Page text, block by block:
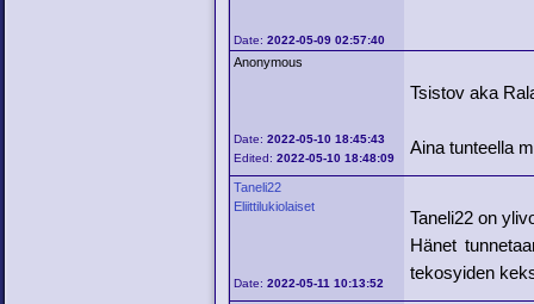
Date:2022-05-09 02:57:40
Anonymous
Date:2022-05-10 18:45:43
Edited:2022-05-10 18:48:09
Tsistov aka
Aina tunteella
Taneli22
Eliittilukiolaiset
Date:2022-05-11 10:13:52
Taneli22 on
Hänet
tekosyiden